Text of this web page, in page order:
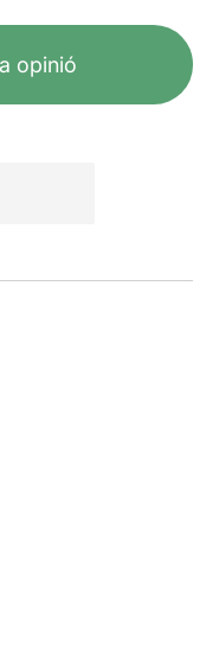
opinió